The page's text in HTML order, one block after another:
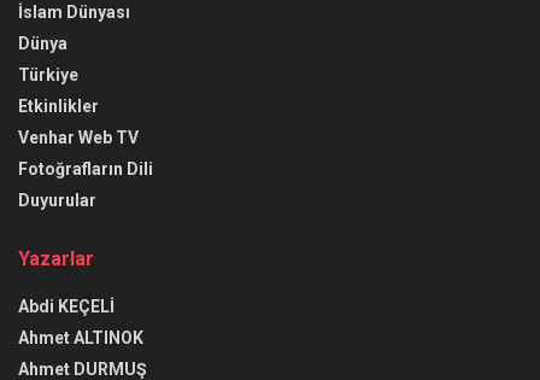
İslam Dünyası
Dünya
Türkiye
Etkinlikler
Venhar Web TV
Fotoğrafların Dili
Duyurular
Yazarlar
Abdi KEÇELİ
Ahmet ALTINOK
Ahmet DURMUŞ